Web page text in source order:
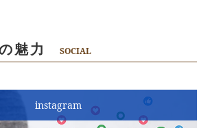
魅力 SOCIAL
instagram